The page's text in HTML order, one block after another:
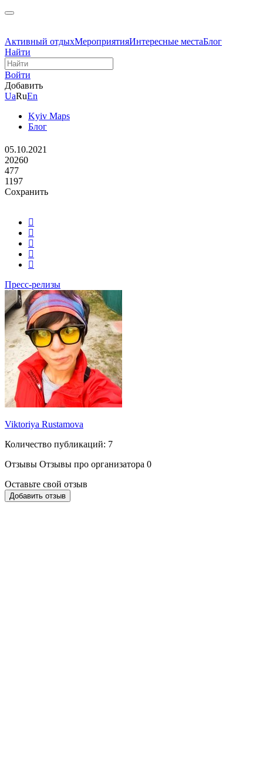
Активный отдыхМероприятияИнтересные местаБлог
Найти
Войти
Добавить
UaRuEn
Kyiv Maps
Блог
05.10.2021
20260
477
1197
Сохранить
Пресс-релизы
Viktoriya Rustamova
Количество публикаций: 7
Отзывы Отзывы про организатора 0
Оставьте свой отзыв
Добавить отзыв